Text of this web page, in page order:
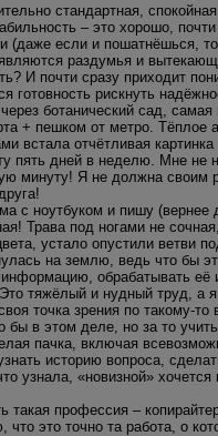
стандартная,
– это хорошо,
(даже если и пошатнёшься,
раздумья и
И почти сразу приходит
готовность рискнуть
ботанический сад, самая
+ пешком от метро. Тёплое
встала отчётливая
пять дней в неделю. Мне не
минуту! Я не должна своим
с ноутбуком и пишу
Трава под ногами не
устало опустили ветви
на землю, ведь что бы
обрабатывать
тяжёлый и нудный труд, а
точка зрения по такому-
бы в этом деле, но за то
пачка, включая
историю вопроса,
узнала, «новизной»
такая профессия –
это точно та работа, о